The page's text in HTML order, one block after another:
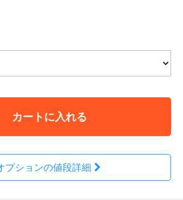
カートに入れる
プションの値段詳細